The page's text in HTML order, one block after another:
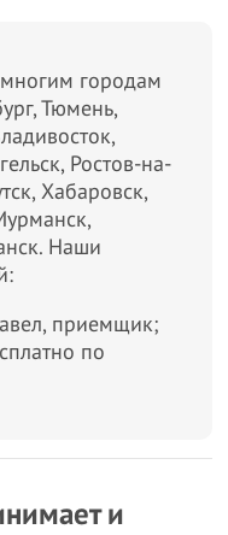
городам
Тюмень,
Ростов-на-
Хабаровск,
Наши
приемщик;
по
и